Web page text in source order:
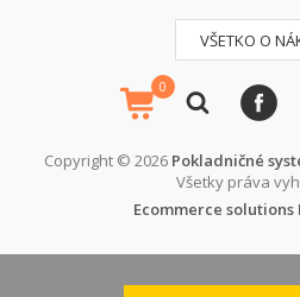
VŠETKO O
0
Copyright © 2026 Pokladničné
Všetky práva
Ecommerce solutions